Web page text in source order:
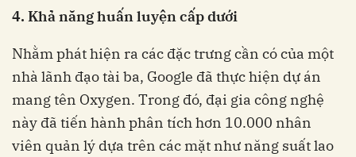
4. Khả năng huấn luyện cấp dưới
Nhằm phát hiện ra các đặc trưng cần có của một
nhà lãnh đạo tài ba, Google đã thực hiện dự án
mang tên Oxygen. Trong đó, đại gia công nghệ
này đã tiến hành phân tích hơn 10.000 nhân
viên quản lý dựa trên các mặt như năng suất lao